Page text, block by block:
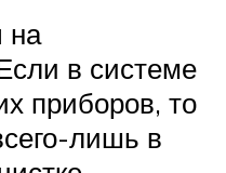
на
в системе
приборов, то
лишь в